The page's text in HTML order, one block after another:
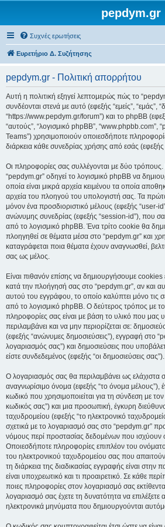
pepdym.gr
Συχνές ερωτήσεις
Ευρετήριο Δ. Συζήτησης
pepdym.gr - Πολιτική απορρήτου
Αυτή η πολιτική εξηγεί λεπτομερώς πώς το
συνδέονται στενά με αυτό (εφεξής “εμείς”, “εμάς”,
“https://www.pepdym.gr/forum”) και το phpBB
“αυτούς”, “λογισμικό phpBB”, “www.phpbb.com”,
Teams”) χρησιμοποιούν οποιεσδήποτε
διάρκεια κάθε συνεδρίας χρήσης από εσάς
Οι πληροφορίες σας συλλέγονται με δύο
“pepdym.gr” οδηγεί το λογισμικό phpBB να
οποία είναι μικρά αρχεία κειμένου τα οποία
αρχεία του πλοηγού του υπολογιστή σας. Τα
μόνον ένα προσδιοριστικό μέλους (εφεξής “user-
ανώνυμης συνεδρίας (εφεξής “session-id”), που
από το λογισμικό phpBB. Ένα τρίτο cookie θα
πλοηγηθεί σε θέματα μέσα στο “pepdym.gr” και
καταγράφεται ποια θέματα έχουν αναγνωσθεί,
σας ως μέλος.
Είναι πιθανόν επίσης να δημιουργήσουμε
κατά την πλοήγησή σας στο “pepdym.gr”, αν και
αυτού του εγγράφου, το οποίο καλύπτει μόνο τις
από το λογισμικό phpBB. Ο δεύτερος τρόπος με
πληροφορίες σας είναι με βάση το υλικό που μας
περιλαμβάνει και να μην περιορίζεται σε:
(εφεξής “ανώνυμες δημοσιεύσεις”), εγγραφή στο
λογαριασμός σας”) και δημοσιεύσεις που
είστε συνδεδεμένος (εφεξής “οι δημοσιεύσεις σας”).
Ο λογαριασμός σας θα περιλαμβάνει ως ελάχιστα
αναγνωρίσιμο όνομα (εφεξής “το όνομα μέλους”),
κωδικό που χρησιμοποιείται για τη σύνδεση με
κωδικός σας”) και μια προσωπική, έγκυρη
ταχυδρομείου (εφεξής “το ηλεκτρονικό
σχετικά με το λογαριασμό σας στο “pepdym.gr”
νόμους περί προστασίας δεδομένων που ισχύουν
Οποιεσδήποτε πληροφορίες επιπλέον του
του ηλεκτρονικού ταχυδρομείου σας που
τη διάρκεια της διαδικασίας εγγραφής είναι στην
είναι υποχρεωτικό και τι προαιρετικό. Σε κάθε
ποιες πληροφορίες στον λογαριασμό σας
λογαριασμό σας έχετε τη δυνατότητα να επιλέξετε
ηλεκτρονικά μηνύματα που δημιουργούνται